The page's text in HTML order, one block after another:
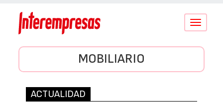
Conmutar
MOBILIARIO
ACTUALIDAD